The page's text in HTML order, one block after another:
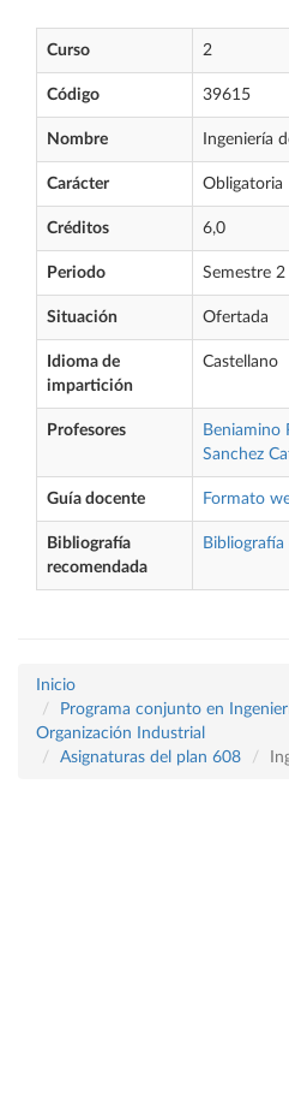
Curso 2
Código 39615
Nombre Ingeniería
Carácter Obligatoria
Créditos 6,0
Periodo Semestre 2
Situación Ofertada
Idioma de
impartición
Castellano
Profesores Beniamino
Sanchez
Guía docente Formato
Bibliografía
recomendada
Bibliografía
Inicio
Programa conjunto en
Organización Industrial
Asignaturas del plan 608